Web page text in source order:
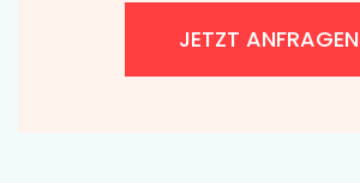
JETZT ANFRAGEN